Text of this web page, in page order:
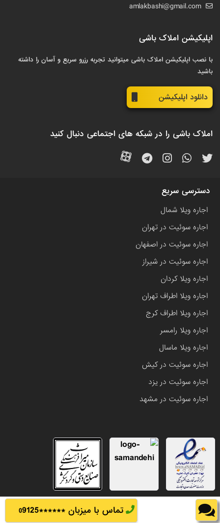
تماس با میزبان ****** 09125
amlakbashi@gmail.com
اپلیکیشن املاک باشی
با نصب اپلیکیشن املاک باشی میتوانید تجربه رزرو سریع و آسان را داشته
باشید
دانلود اپلیکیشن
املاک باشی را در شبکه های اجتماعی دنبال کنید
دسترسی سریع
اجاره ویلا شمال
اجاره سوئیت در تهران
اجاره سوئیت در اصفهان
اجاره سوئیت در شیراز
اجاره ویلا کردان
اجاره ویلا اطراف تهران
اجاره ویلا اطراف کرج
اجاره ویلا رامسر
اجاره ویلا ماسال
اجاره سوئیت در کیش
اجاره سوئیت در یزد
اجاره سوئیت در مشهد
تمامی حقوق این وب سایت متعلق به املاک باشی می باشد.